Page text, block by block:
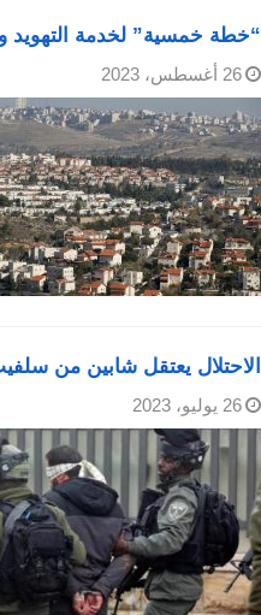
“خطة خمسية” لخدمة التهويد
26 أغسطس، 2023
الاحتلال يعتقل شابين من
26 يوليو، 2023